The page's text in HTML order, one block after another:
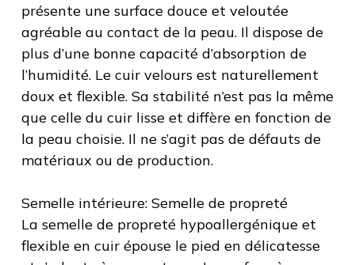
présente une surface douce et veloutée
agréable au contact de la peau. Il dispose de
plus d’une bonne capacité d’absorption de
l’humidité. Le cuir velours est naturellement
doux et flexible. Sa stabilité n’est pas la même
que celle du cuir lisse et diffère en fonction de
la peau choisie. Il ne s’agit pas de défauts de
matériaux ou de production.
Semelle intérieure: Semelle de propreté
La semelle de propreté hypoallergénique et
flexible en cuir épouse le pied en délicatesse